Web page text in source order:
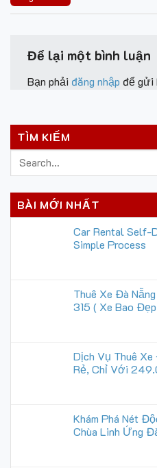
Để lại một bình luận
Bạn phải đăng nhập để gửi
TÌM KIẾM
BÀI MỚI NHẤT
Car Rental Self-
Simple Process
Thuê Xe Đà
315 ( Xe Bao
Dịch Vụ Thuê
Rẻ, Chỉ Với
Khám Phá Nét
Chùa Linh Ứng